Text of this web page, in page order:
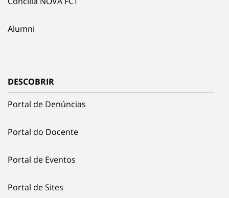
Alumni
DESCOBRIR
Portal de Denúncias
Portal do Docente
Portal de Eventos
Portal de Sites